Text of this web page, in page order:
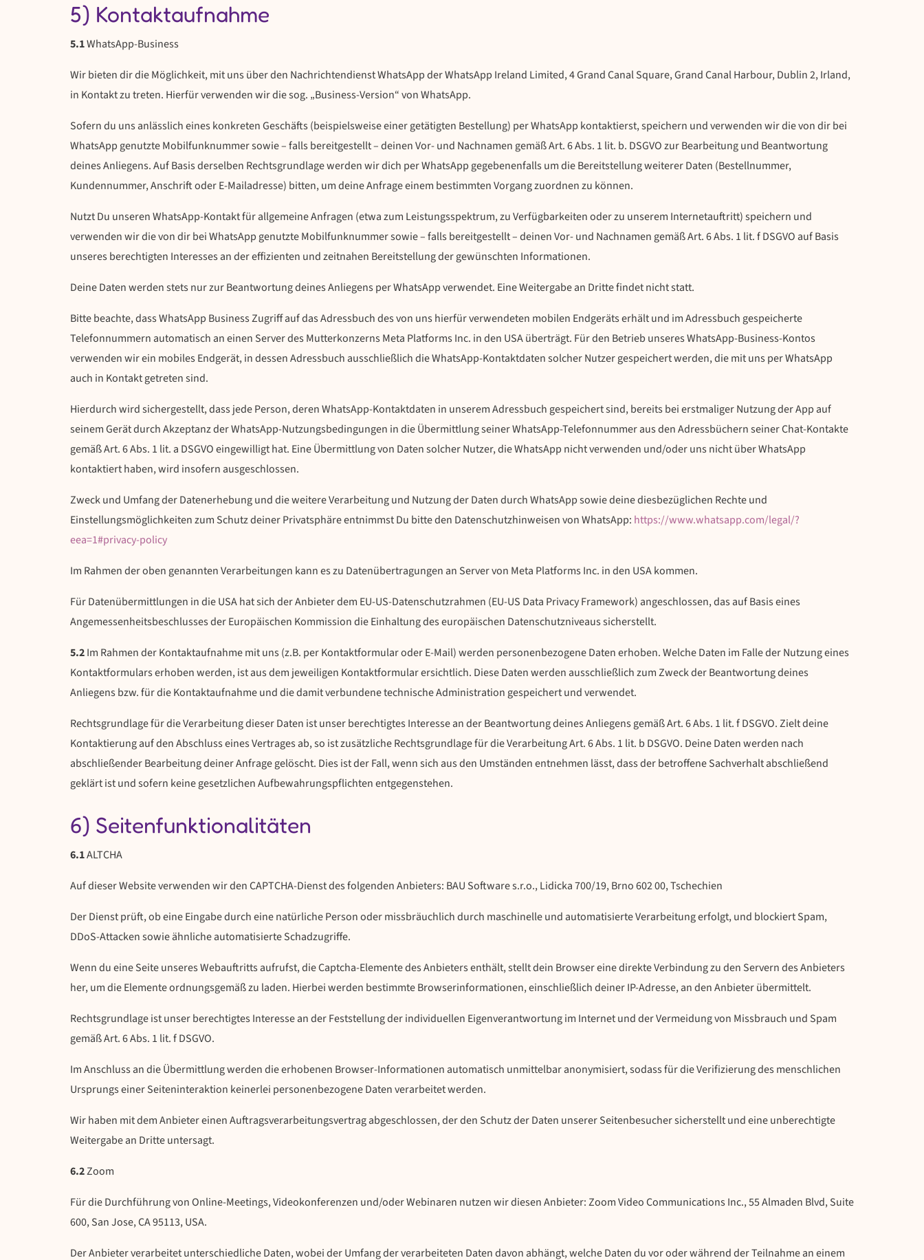
5) Kontaktaufnahme
5.1WhatsApp-Business
Wir bieten dir die Möglichkeit, mit uns über den Nachrichtendienst WhatsApp der WhatsApp Ireland Limited, 4 Grand Canal Square, Grand Canal Harbour, Dublin 2, Irland,
in Kontakt zu treten. Hierfür verwenden wir die sog. „Business-Version“ von WhatsApp.
Sofern du uns anlässlich eines konkreten Geschäfts (beispielsweise einer getätigten Bestellung) per WhatsApp kontaktierst, speichern und verwenden wir die von dir bei
WhatsApp genutzte Mobilfunknummer sowie – falls bereitgestellt – deinen Vor- und Nachnamen gemäß Art. 6 Abs. 1 lit. b. DSGVO zur Bearbeitung und Beantwortung
deines Anliegens. Auf Basis derselben Rechtsgrundlage werden wir dich per WhatsApp gegebenenfalls um die Bereitstellung weiterer Daten (Bestellnummer,
Kundennummer, Anschrift oder E-Mailadresse) bitten, um deine Anfrage einem bestimmten Vorgang zuordnen zu können.
Nutzt Du unseren WhatsApp-Kontakt für allgemeine Anfragen (etwa zum Leistungsspektrum, zu Verfügbarkeiten oder zu unserem Internetauftritt) speichern und
verwenden wir die von dir bei WhatsApp genutzte Mobilfunknummer sowie – falls bereitgestellt – deinen Vor- und Nachnamen gemäß Art. 6 Abs. 1 lit. f DSGVO auf Basis
unseres berechtigten Interesses an der effizienten und zeitnahen Bereitstellung der gewünschten Informationen.
Deine Daten werden stets nur zur Beantwortung deines Anliegens per WhatsApp verwendet. Eine Weitergabe an Dritte findet nicht statt.
Bitte beachte, dass WhatsApp Business Zugriff auf das Adressbuch des von uns hierfür verwendeten mobilen Endgeräts erhält und im Adressbuch gespeicherte
Telefonnummern automatisch an einen Server des Mutterkonzerns Meta Platforms Inc. in den USA überträgt. Für den Betrieb unseres WhatsApp-Business-Kontos
verwenden wir ein mobiles Endgerät, in dessen Adressbuch ausschließlich die WhatsApp-Kontaktdaten solcher Nutzer gespeichert werden, die mit uns per WhatsApp
auch in Kontakt getreten sind.
Hierdurch wird sichergestellt, dass jede Person, deren WhatsApp-Kontaktdaten in unserem Adressbuch gespeichert sind, bereits bei erstmaliger Nutzung der App auf
seinem Gerät durch Akzeptanz der WhatsApp-Nutzungsbedingungen in die Übermittlung seiner WhatsApp-Telefonnummer aus den Adressbüchern seiner Chat-Kontakte
gemäß Art. 6 Abs. 1 lit. a DSGVO eingewilligt hat. Eine Übermittlung von Daten solcher Nutzer, die WhatsApp nicht verwenden und/oder uns nicht über WhatsApp
kontaktiert haben, wird insofern ausgeschlossen.
Zweck und Umfang der Datenerhebung und die weitere Verarbeitung und Nutzung der Daten durch WhatsApp sowie deine diesbezüglichen Rechte und
Einstellungsmöglichkeiten zum Schutz deiner Privatsphäre entnimmst Du bitte den Datenschutzhinweisen von WhatsApp: https://www.whatsapp.com/legal/?
eea=1#privacy-policy
Im Rahmen der oben genannten Verarbeitungen kann es zu Datenübertragungen an Server von Meta Platforms Inc. in den USA kommen.
Für Datenübermittlungen in die USA hat sich der Anbieter dem EU-US-Datenschutzrahmen (EU-US Data Privacy Framework) angeschlossen, das auf Basis eines
Angemessenheitsbeschlusses der Europäischen Kommission die Einhaltung des europäischen Datenschutzniveaus sicherstellt.
5.2Im Rahmen der Kontaktaufnahme mit uns (z.B. per Kontaktformular oder E-Mail) werden personenbezogene Daten erhoben. Welche Daten im Falle der Nutzung eines
Kontaktformulars erhoben werden, ist aus dem jeweiligen Kontaktformular ersichtlich. Diese Daten werden ausschließlich zum Zweck der Beantwortung deines
Anliegens bzw. für die Kontaktaufnahme und die damit verbundene technische Administration gespeichert und verwendet.
Rechtsgrundlage für die Verarbeitung dieser Daten ist unser berechtigtes Interesse an der Beantwortung deines Anliegens gemäß Art. 6 Abs. 1 lit. f DSGVO. Zielt deine
Kontaktierung auf den Abschluss eines Vertrages ab, so ist zusätzliche Rechtsgrundlage für die Verarbeitung Art. 6 Abs. 1 lit. b DSGVO. Deine Daten werden nach
abschließender Bearbeitung deiner Anfrage gelöscht. Dies ist der Fall, wenn sich aus den Umständen entnehmen lässt, dass der betroffene Sachverhalt abschließend
geklärt ist und sofern keine gesetzlichen Aufbewahrungspflichten entgegenstehen.
6) Seitenfunktionalitäten
6.1ALTCHA
Auf dieser Website verwenden wir den CAPTCHA-Dienst des folgenden Anbieters: BAU Software s.r.o., Lidicka 700/19, Brno 602 00, Tschechien
Der Dienst prüft, ob eine Eingabe durch eine natürliche Person oder missbräuchlich durch maschinelle und automatisierte Verarbeitung erfolgt, und blockiert Spam,
DDoS-Attacken sowie ähnliche automatisierte Schadzugriffe.
Wenn du eine Seite unseres Webauftritts aufrufst, die Captcha-Elemente des Anbieters enthält, stellt dein Browser eine direkte Verbindung zu den Servern des Anbieters
her, um die Elemente ordnungsgemäß zu laden. Hierbei werden bestimmte Browserinformationen, einschließlich deiner IP-Adresse, an den Anbieter übermittelt.
Rechtsgrundlage ist unser berechtigtes Interesse an der Feststellung der individuellen Eigenverantwortung im Internet und der Vermeidung von Missbrauch und Spam
gemäß Art. 6 Abs. 1 lit. f DSGVO.
Im Anschluss an die Übermittlung werden die erhobenen Browser-Informationen automatisch unmittelbar anonymisiert, sodass für die Verifizierung des menschlichen
Ursprungs einer Seiteninteraktion keinerlei personenbezogene Daten verarbeitet werden.
Wir haben mit dem Anbieter einen Auftragsverarbeitungsvertrag abgeschlossen, der den Schutz der Daten unserer Seitenbesucher sicherstellt und eine unberechtigte
Weitergabe an Dritte untersagt.
6.2Zoom
Für die Durchführung von Online-Meetings, Videokonferenzen und/oder Webinaren nutzen wir diesen Anbieter: Zoom Video Communications Inc., 55 Almaden Blvd, Suite
600, San Jose, CA 95113, USA.
Der Anbieter verarbeitet unterschiedliche Daten, wobei der Umfang der verarbeiteten Daten davon abhängt, welche Daten du vor oder während der Teilnahme an einem